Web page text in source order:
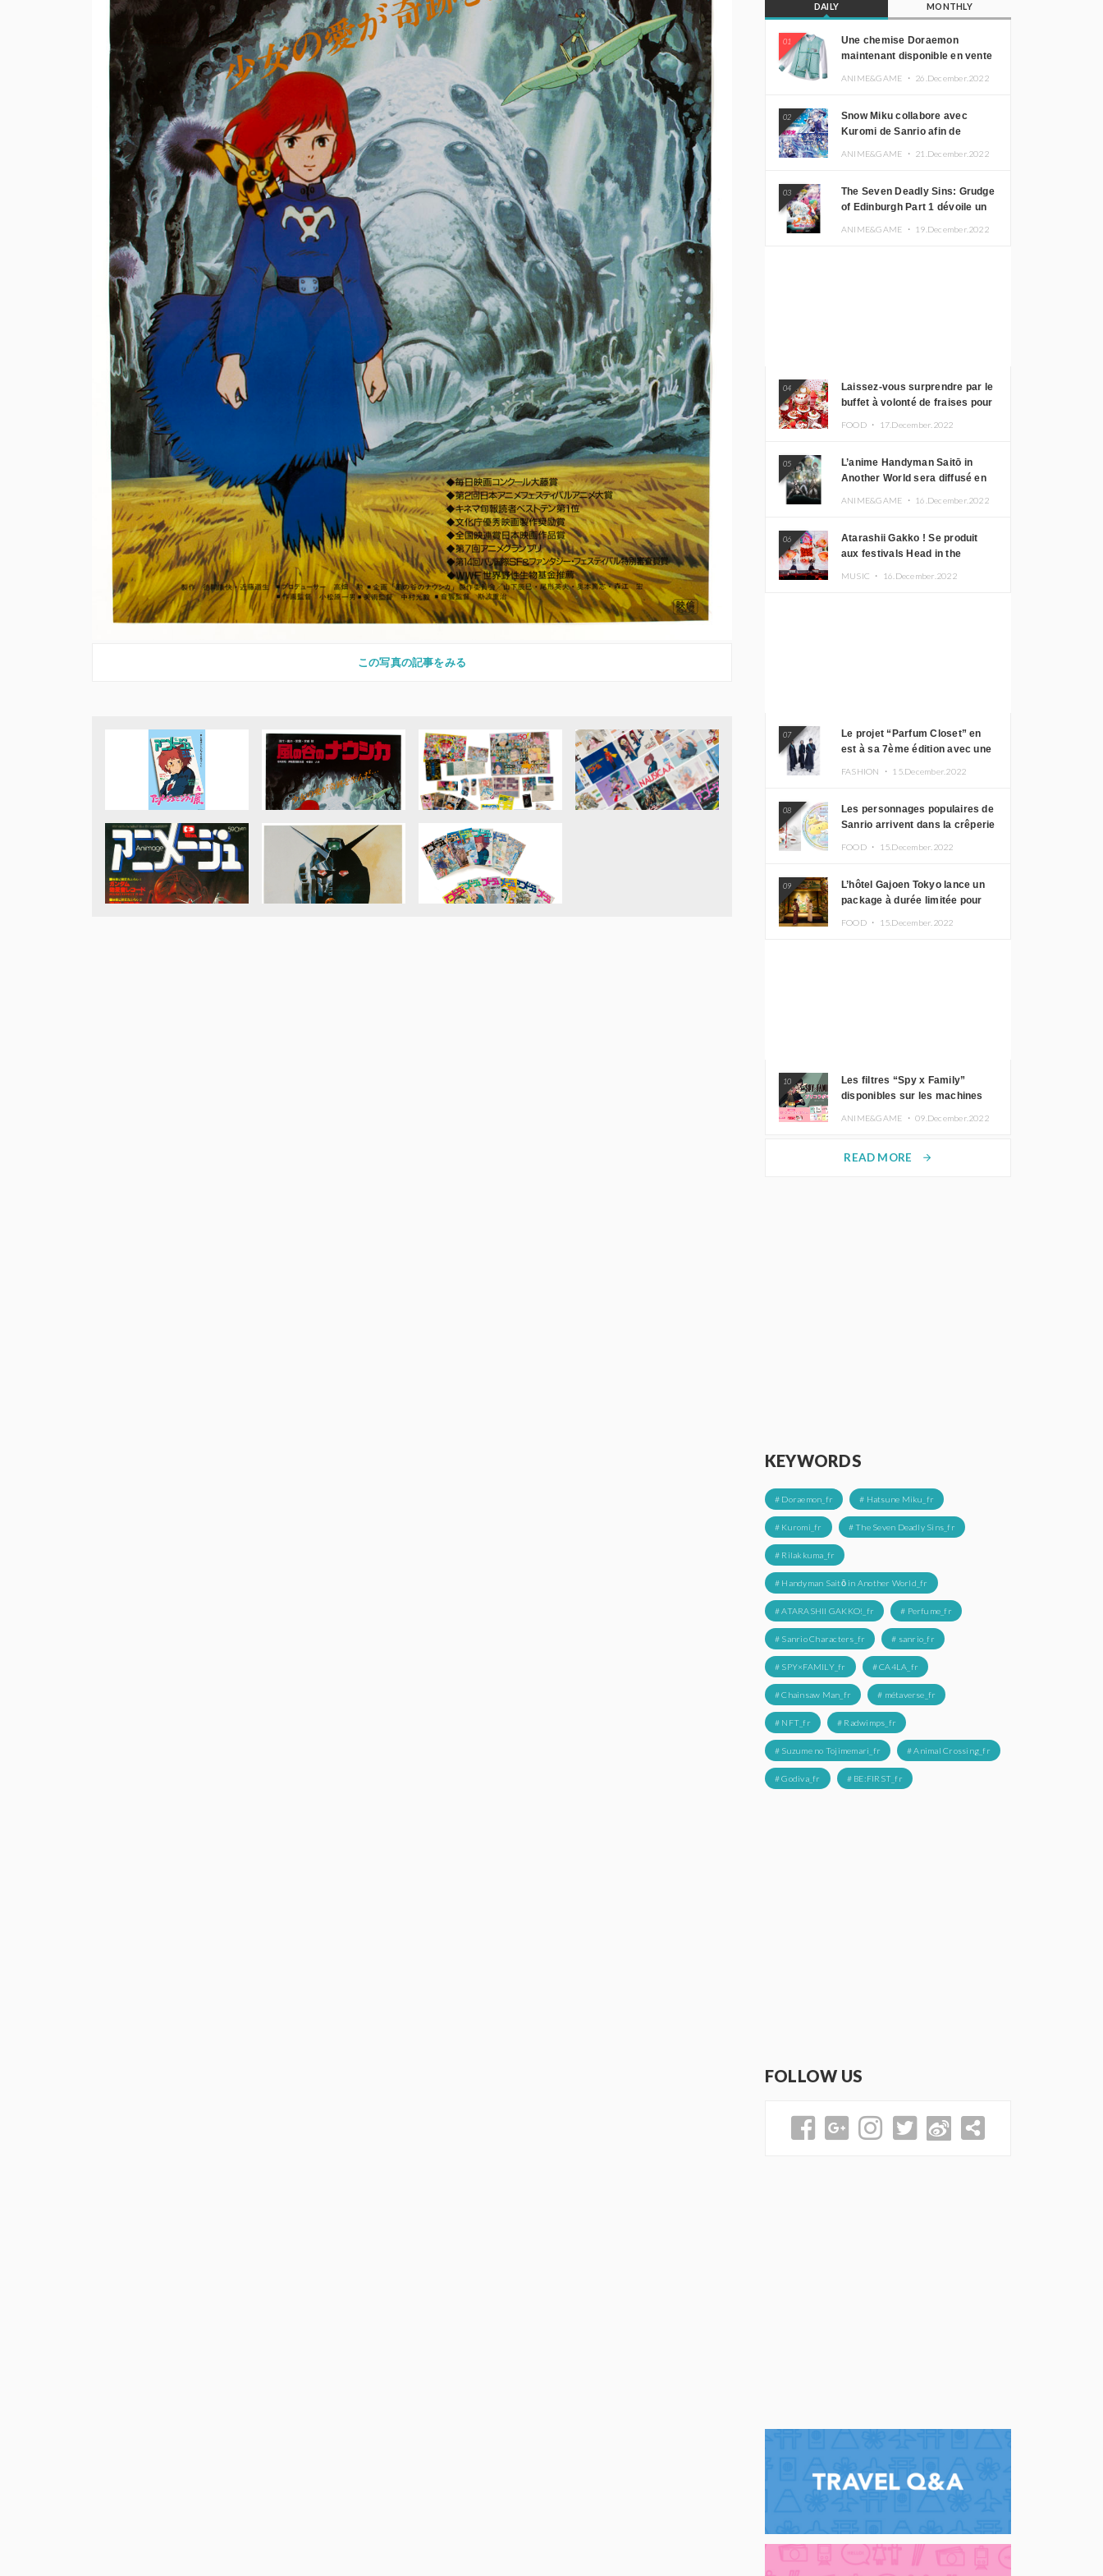
この写真の記事をみる
DAILY MONTHLY
01
Une chemise Doraemon
maintenant disponible en vente
ANIME&GAME ・ 26.December.2022
02
Snow Miku collabore avec
Kuromi de Sanrio afin de
ANIME&GAME ・ 21.December.2022
03
The Seven Deadly Sins: Grudge
of Edinburgh Part 1 dévoile un
ANIME&GAME ・ 19.December.2022
04
Laissez-vous surprendre par le
buffet à volonté de fraises pour
FOOD ・ 17.December.2022
05
L’anime Handyman Saitō in
Another World sera diffusé en
ANIME&GAME ・ 16.December.2022
06
Atarashii Gakko ! Se produit
aux festivals Head in the
MUSIC ・ 16.December.2022
07
Le projet “Parfum Closet” en
est à sa 7ème édition avec une
FASHION ・ 15.December.2022
08
Les personnages populaires de
Sanrio arrivent dans la crêperie
FOOD ・ 15.December.2022
09
L’hôtel Gajoen Tokyo lance un
package à durée limitée pour
FOOD ・ 15.December.2022
10
Les filtres “Spy x Family”
disponibles sur les machines
ANIME&GAME ・09.December.2022
READ MORE arrow_forward
KEYWORDS
# Doraemon_fr # Hatsune Miku_fr
# Kuromi_fr # The Seven Deadly Sins_fr
# Rilakkuma_fr
# Handyman Saitō in Another World_fr
# ATARASHII GAKKO!_fr # Perfume_fr
# Sanrio Characters_fr # sanrio_fr
# SPY×FAMILY_fr # CA4LA_fr
# Chainsaw Man_fr # métaverse_fr
# NFT_fr # Radwimps_fr
# Suzume no Tojimemari_fr # Animal Crossing_fr
# Godiva_fr # BE:FIRST_fr
FOLLOW US